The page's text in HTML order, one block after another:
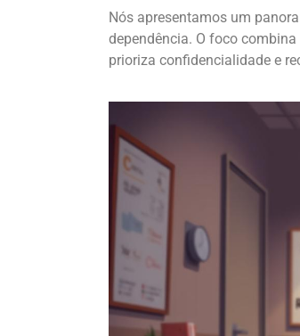
Nós apresentamos um
dependência. O foco
prioriza confidencialidade e